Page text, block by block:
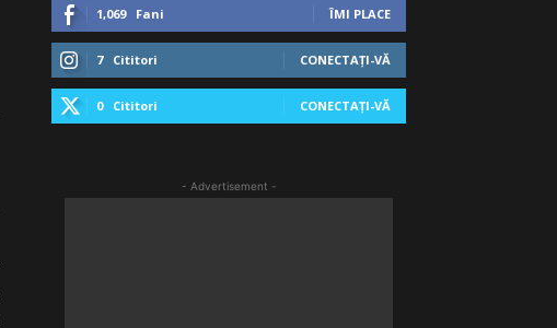
1,069 Fani ÎMI PLACE
7 Cititori CONECTAȚI-VĂ
0 Cititori CONECTAȚI-VĂ
- Advertisement -